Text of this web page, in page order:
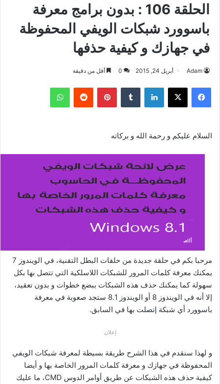
الحلقة 106 : بدون برامج معرفة
باسوورد شبكات الويفي المحفوظة
في جهازك و كيفية حذفها
Adam أبريل 24, 2015 0 أقل من دقيقة
فيسبوك ‫X لينكدإن بينتيريست واتساب
السلام عليكم و رحمة الله و بركاته
مرحبا بكم في حلقة جديدة من حلقات البطل التقنية، في الويندوز 7
يمكنك معرفة كلمات المرور للشبكات اللاسلكية التي تتصل بها بكل
سهولة كما يمكنك حذف هذه الشبكات ببضع خطوات و بدون تعقيد،
إلا أنه في الويندوز 8 أو الويندوز 8.1 ستجد صعوبة في معرفة
باسوورد أي شبكة إتصلت بها في السابق.
إعلان
و لهذا سنقدم في هذا الشرح طريقة بسيطة لمعرفة شبكات الويفي
المحفوظة في جهازك و معرفة كلمات المرور الخاصة بها و أيضا
كيفية حذف هذه الشبكات عن طريق أوامر الدوس CMD، ما عليك